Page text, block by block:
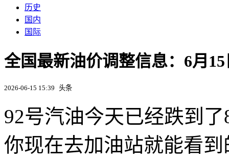
历史
国内
国际
全国最新油价调整信息：6月
2026-06-15 15:39 头条
92号汽油今天已经跌到
你现在去加油站就能看